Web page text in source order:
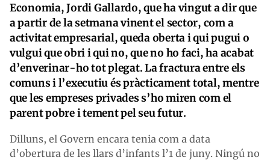
Economia, Jordi Gallardo, que ha vingut a dir que
a partir de la setmana vinent el sector, com a
activitat empresarial, queda oberta i qui pugui o
vulgui que obri i qui no, que no ho faci, ha acabat
d’enverinar-ho tot plegat. La fractura entre els
comuns i l’executiu és pràcticament total, mentre
que les empreses privades s’ho miren com el
parent pobre i tement pel seu futur.
Dilluns, el Govern encara tenia com a data
d’obertura de les llars d’infants l’1 de juny. Ningú no